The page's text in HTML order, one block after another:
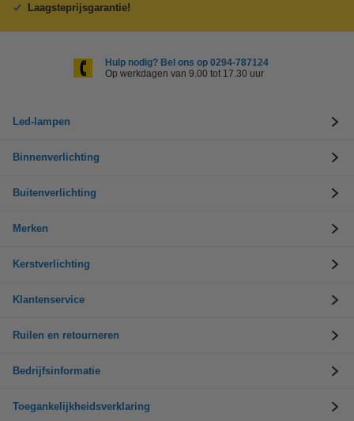
Laagsteprijsgarantie!
Hulp nodig? Bel ons op 0294-787124
Op werkdagen van 9.00 tot 17.30 uur
Led-lampen
Binnenverlichting
Buitenverlichting
Merken
Kerstverlichting
Klantenservice
Ruilen en retourneren
Bedrijfsinformatie
Toegankelijkheidsverklaring